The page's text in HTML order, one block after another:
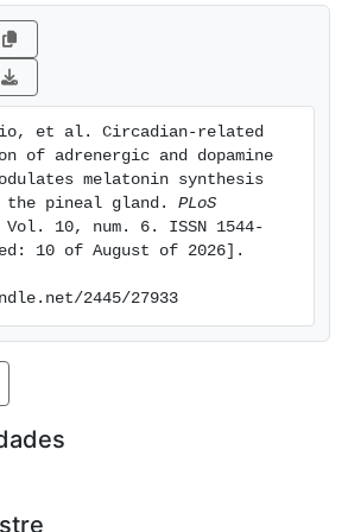
et al. Circadian-related
of adrenergic and dopamine
melatonin synthesis
the pineal gland. PLoS
10, num. 6. ISSN 1544-
10 of August of 2026].
2445/27933